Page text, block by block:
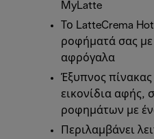
MyLatte
Το LatteCrema
ροφήματά σας
αφρόγαλα
Έξυπνος
εικονίδια αφής,
ροφημάτων με
Περιλαμβάνει